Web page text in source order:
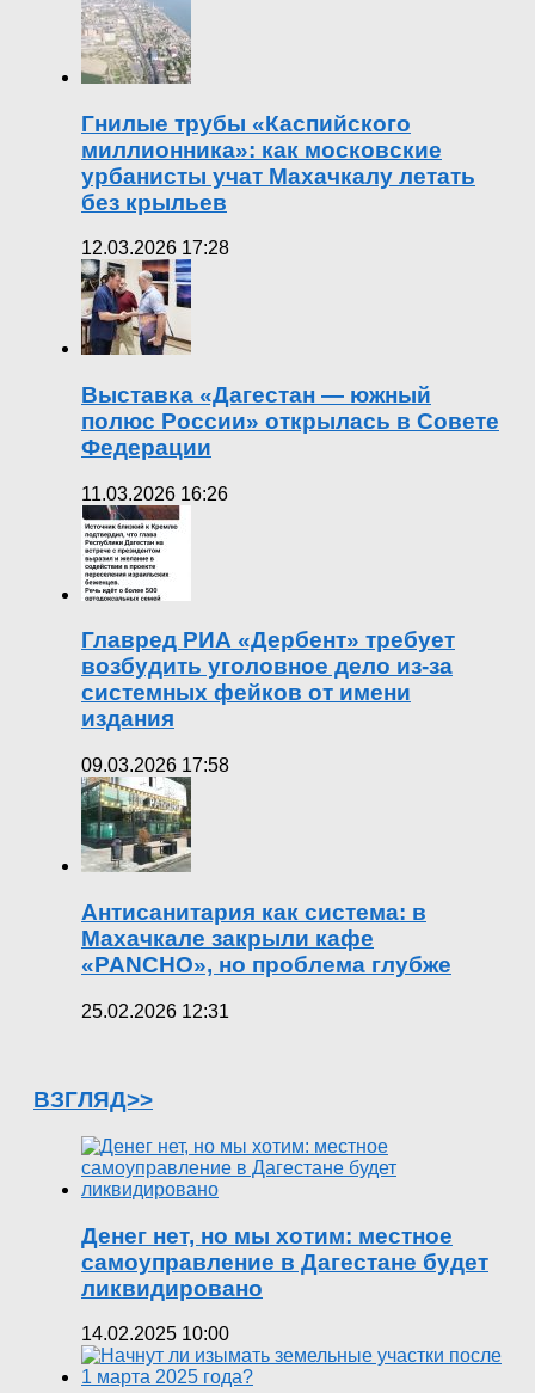
Гнилые трубы «Каспийского
миллионника»: как московские
урбанисты учат Махачкалу летать
без крыльев
12.03.2026 17:28
Выставка «Дагестан — южный
полюс России» открылась в Совете
Федерации
11.03.2026 16:26
Главред РИА «Дербент» требует
возбудить уголовное дело из-за
системных фейков от имени
издания
09.03.2026 17:58
Антисанитария как система: в
Махачкале закрыли кафе
«PANCHO», но проблема глубже
25.02.2026 12:31
ВЗГЛЯД>>
Денег нет, но мы хотим: местное
самоуправление в Дагестане будет
ликвидировано
14.02.2025 10:00